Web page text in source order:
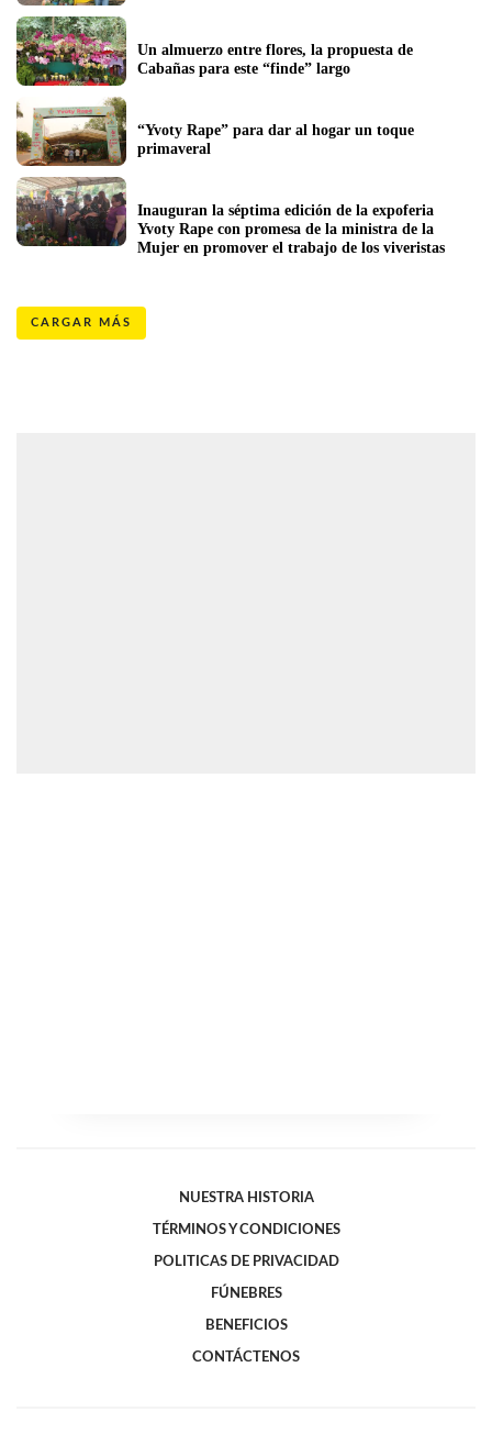
Un almuerzo entre flores, la propuesta de
Cabañas para este “finde” largo
“Yvoty Rape” para dar al hogar un toque
primaveral
Inauguran la séptima edición de la expoferia
Yvoty Rape con promesa de la ministra de la
Mujer en promover el trabajo de los viveristas
CARGAR MÁS
NUESTRA HISTORIA
TÉRMINOS Y CONDICIONES
POLITICAS DE PRIVACIDAD
FÚNEBRES
BENEFICIOS
CONTÁCTENOS